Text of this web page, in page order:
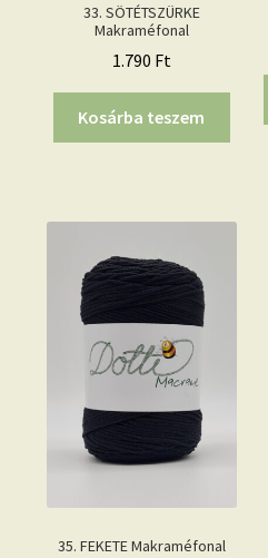
33. SÖTÉTSZÜRKE
Makraméfonal
1.790 Ft
Kosárba teszem
35. FEKETE Makraméfonal